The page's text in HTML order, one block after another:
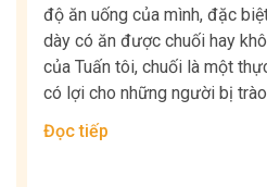
độ ăn uống của mình, đặc
dày có ăn được chuối hay
của Tuấn tôi, chuối là một
có lợi cho những người bị
Đọc tiếp